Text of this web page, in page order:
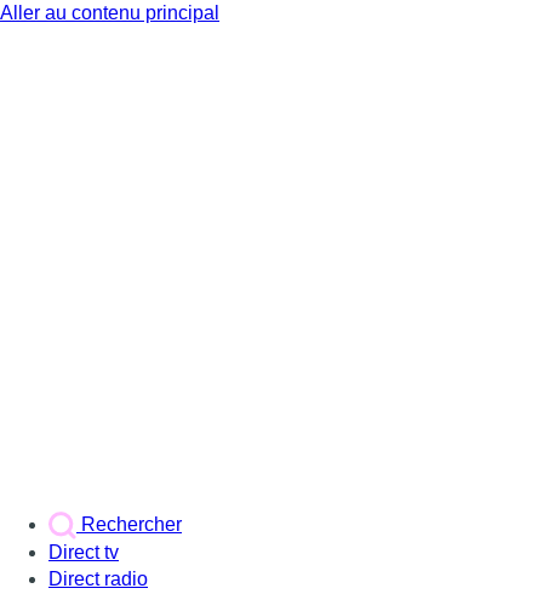
Aller au contenu principal
Rechercher
Direct tv
Direct radio